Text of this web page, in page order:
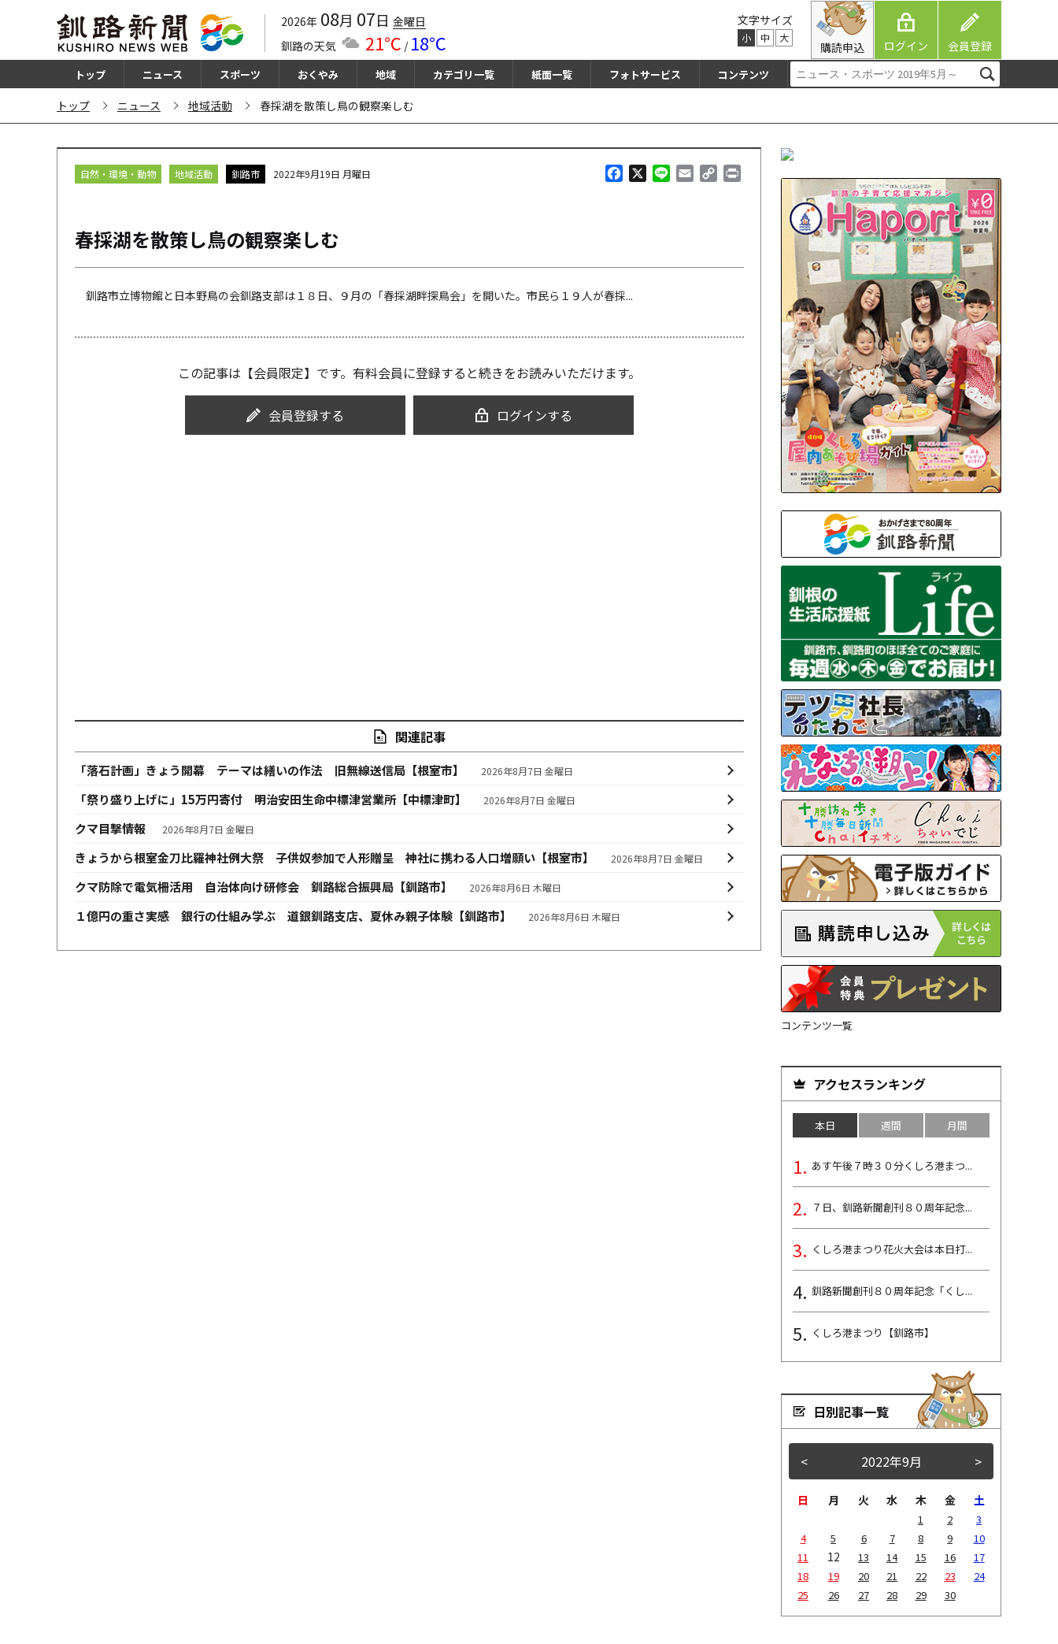
2026年 08月 07日 金曜日
釧路の天気
21℃ / 18℃
文字サイズ
小 中 大
購読申込 ログイン 会員登録
トップ ニュース スポーツ おくやみ 地域 カテゴリ一覧 紙面一覧 フォトサービス コンテンツ
トップ ニュース 地域活動 春採湖を散策し鳥の観察楽しむ
k
自然・環境・動物 地域活動 釧路市 2022年9月19日 月曜日
春採湖を散策し鳥の観察楽しむ
釧路市立博物館と日本野鳥の会釧路支部は１８日、９月の「春採湖畔探鳥会」を開いた。市民ら１９人が春採...
この記事は【会員限定】です。有料会員に登録すると続きをお読みいただけます。
会員登録する ログインする
関連記事
「落石計画」きょう開幕 テーマは繕いの作法 旧無線送信局【根室市】 2026年8月7日 金曜日
「祭り盛り上げに」15万円寄付 明治安田生命中標津営業所【中標津町】 2026年8月7日 金曜日
クマ目撃情報 2026年8月7日 金曜日
きょうから根室金刀比羅神社例大祭 子供奴参加で人形贈呈 神社に携わる人口増願い【根室市】 2026年8月7日 金曜日
クマ防除で電気柵活用 自治体向け研修会 釧路総合振興局【釧路市】 2026年8月6日 木曜日
１億円の重さ実感 銀行の仕組み学ぶ 道銀釧路支店、夏休み親子体験【釧路市】 2026年8月6日 木曜日
コンテンツ一覧
アクセスランキング
本日 週間 月間
あす午後７時３０分くしろ港まつ...
７日、釧路新聞創刊８０周年記念...
くしろ港まつり花火大会は本日打...
釧路新聞創刊８０周年記念「くし...
くしろ港まつり【釧路市】
日別記事一覧
< >
2022年9月
日 月 火 水 木 金 土
1 2
3
4
5 6 7 8 9
10
11
12 13 14 15 16
17
18
19 20 21 22 23
24
25
26 27 28 29 30